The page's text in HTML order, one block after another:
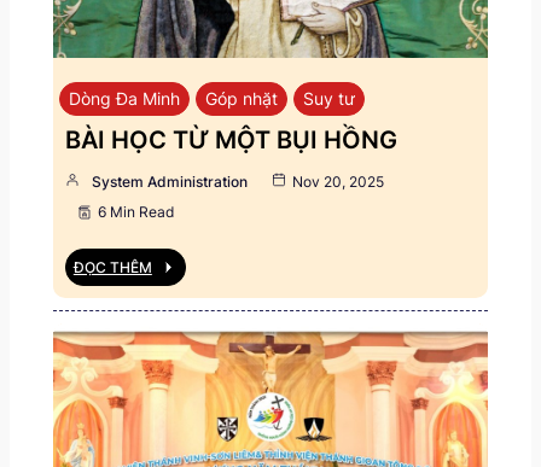
Dòng Đa Minh Góp nhặt Suy tư
BÀI HỌC TỪ MỘT BỤI HỒNG
System Administration
Nov 20, 2025
6 Min Read
ĐỌC THÊM